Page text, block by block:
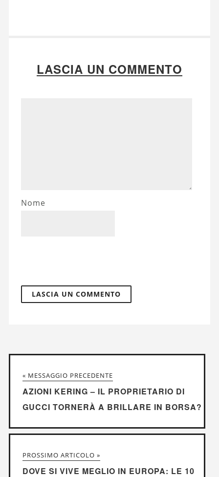
LASCIA UN COMMENTO
Nome
« MESSAGGIO PRECEDENTE
AZIONI KERING – IL PROPRIETARIO DI
GUCCI TORNERÀ A BRILLARE IN BORSA?
PROSSIMO ARTICOLO »
DOVE SI VIVE MEGLIO IN EUROPA: LE 10